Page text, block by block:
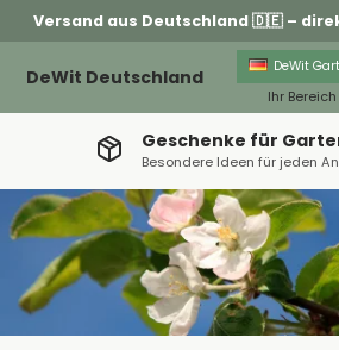
Versand aus Deutschland 🇩🇪 –
DeWit Deutschland DeWit
Ihr Bereich
Geschenke für
Besondere Ideen für jeden